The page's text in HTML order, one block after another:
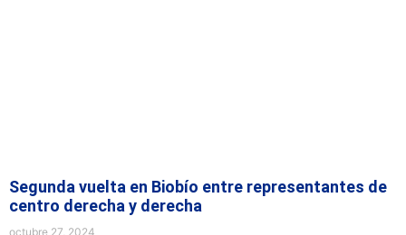
Segunda vuelta en Biobío entre representantes de
centro derecha y derecha
octubre 27, 2024